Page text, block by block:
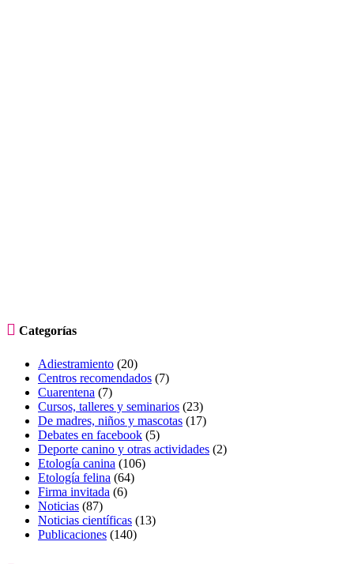
 Categorías
Adiestramiento (20)
Centros recomendados (7)
Cuarentena (7)
Cursos, talleres y seminarios (23)
De madres, niños y mascotas (17)
Debates en facebook (5)
Deporte canino y otras actividades (2)
Etología canina (106)
Etología felina (64)
Firma invitada (6)
Noticias (87)
Noticias científicas (13)
Publicaciones (140)